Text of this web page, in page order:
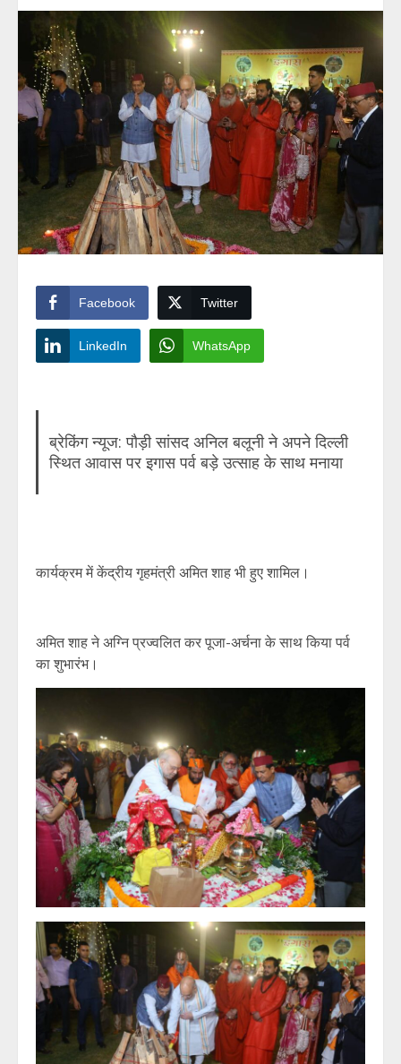
Facebook Twitter
LinkedIn WhatsApp
ब्रेकिंग न्यूज: पौड़ी सांसद अनिल बलूनी ने अपने दिल्ली
स्थित आवास पर इगास पर्व बड़े उत्साह के साथ मनाया
कार्यक्रम में केंद्रीय गृहमंत्री अमित शाह भी हुए शामिल।
अमित शाह ने अग्नि प्रज्वलित कर पूजा-अर्चना के साथ किया पर्व
का शुभारंभ।